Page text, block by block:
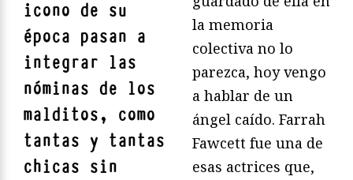
icono de su
época pasan a
integrar las
nóminas de los
malditos, como
tantas y tantas
chicas sin
la memoria
colectiva no lo
parezca, hoy vengo
a hablar de un
ángel caído. Farrah
Fawcett fue una de
esas actrices que,